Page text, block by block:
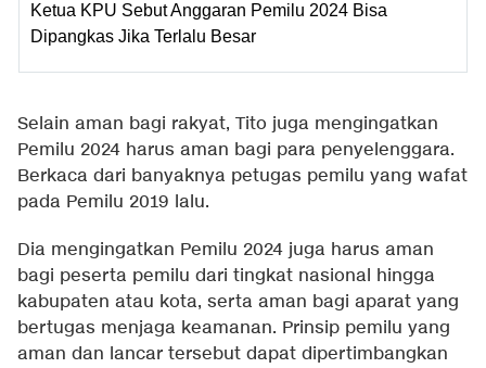
Ketua KPU Sebut Anggaran Pemilu 2024 Bisa
Dipangkas Jika Terlalu Besar
Selain aman bagi rakyat, Tito juga mengingatkan
Pemilu 2024 harus aman bagi para penyelenggara.
Berkaca dari banyaknya petugas pemilu yang wafat
pada Pemilu 2019 lalu.
Dia mengingatkan Pemilu 2024 juga harus aman
bagi peserta pemilu dari tingkat nasional hingga
kabupaten atau kota, serta aman bagi aparat yang
bertugas menjaga keamanan. Prinsip pemilu yang
aman dan lancar tersebut dapat dipertimbangkan